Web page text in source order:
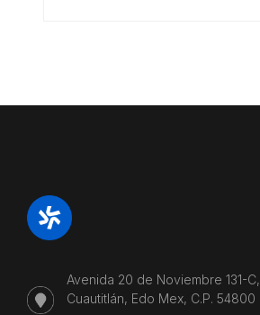
Avenida 20 de Noviembre 131-C,
Cuautitlán, Edo Mex, C.P. 54800